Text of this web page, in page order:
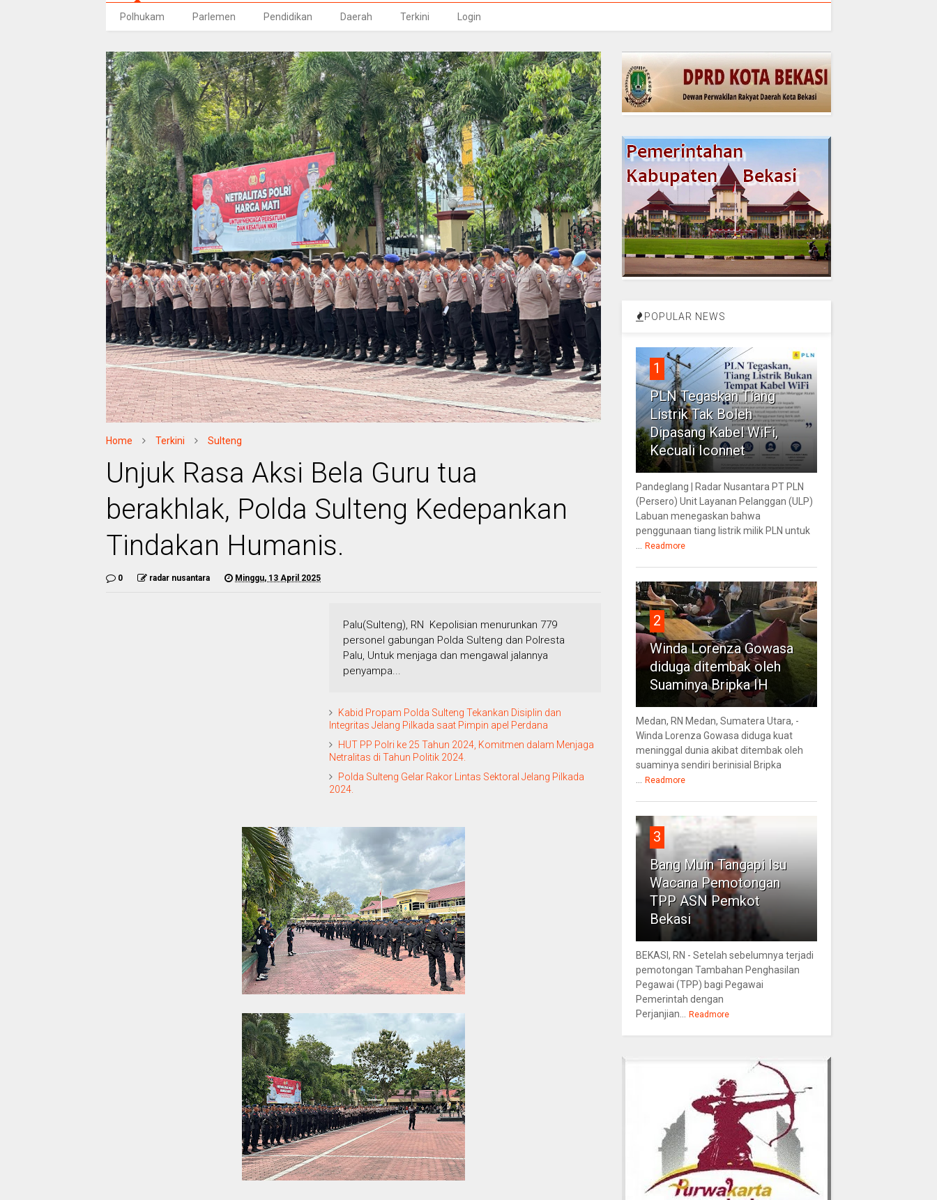
Polhukam Parlemen Pendidikan Daerah Terkini Login
Home Terkini Sulteng
Unjuk Rasa Aksi Bela Guru tua
berakhlak, Polda Sulteng Kedepankan
Tindakan Humanis.
0 radar nusantara Minggu, 13 April 2025
Palu(Sulteng), RN Kepolisian menurunkan 779
personel gabungan Polda Sulteng dan Polresta
Palu, Untuk menjaga dan mengawal jalannya
penyampa...
Kabid Propam Polda Sulteng Tekankan Disiplin dan
Integritas Jelang Pilkada saat Pimpin apel Perdana
HUT PP Polri ke 25 Tahun 2024, Komitmen dalam Menjaga
Netralitas di Tahun Politik 2024.
Polda Sulteng Gelar Rakor Lintas Sektoral Jelang Pilkada
2024.
POPULAR NEWS
1
PLN Tegaskan Tiang
Listrik Tak Boleh
Dipasang Kabel WiFi,
Kecuali Iconnet
Pandeglang | Radar Nusantara PT PLN
(Persero) Unit Layanan Pelanggan (ULP)
Labuan menegaskan bahwa
penggunaan tiang listrik milik PLN untuk
Readmore
2
Winda Lorenza Gowasa
diduga ditembak oleh
Suaminya Bripka IH
Medan, RN Medan, Sumatera Utara, -
Winda Lorenza Gowasa diduga kuat
meninggal dunia akibat ditembak oleh
suaminya sendiri berinisial Bripka
Readmore
3
Bang Muin Tangapi Isu
Wacana Pemotongan
TPP ASN Pemkot
Bekasi
BEKASI, RN - Setelah sebelumnya terjadi
pemotongan Tambahan Penghasilan
Pegawai (TPP) bagi Pegawai
Pemerintah dengan
Perjanjian...
Readmore